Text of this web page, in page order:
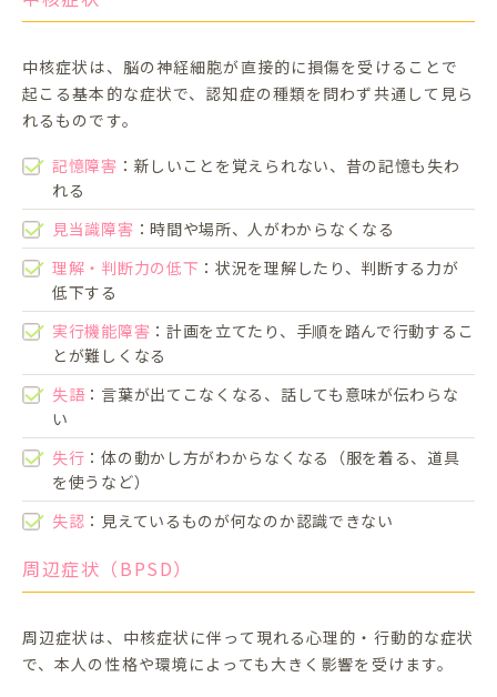
中核症状は、脳の神経細胞が直接的に損傷を受けることで
起こる基本的な症状で、認知症の種類を問わず共通して見ら
れるものです。
記憶障害 ：新しいことを覚えられない、昔の記憶も失わ
れる
見当識障害 ：時間や場所、人がわからなくなる
理解・判断力の低下 ：状況を理解したり、判断する力が
低下する
実行機能障害 ：計画を立てたり、手順を踏んで行動するこ
とが難しくなる
失語：言葉が出てこなくなる、話しても意味が伝わらな
い
失行 ：体の動かし方がわからなくなる（服を着る、道具
を使うなど）
失認 ：見えているものが何なのか認識できない
周辺症状（BPSD）
周辺症状は、中核症状に伴って現れる心理的・行動的な症状
で、本人の性格や環境によっても大きく影響を受けます。